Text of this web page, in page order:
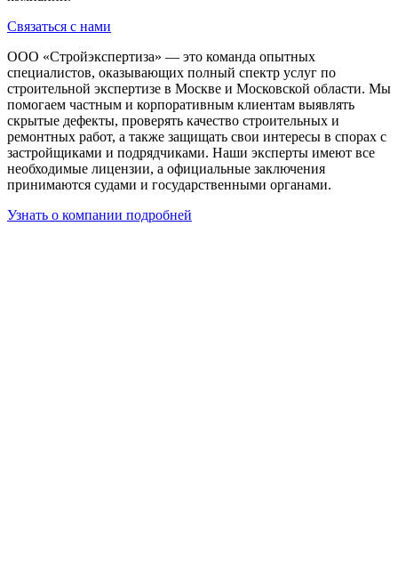
Связаться с нами
ООО «Стройэкспертиза» — это команда опытных
специалистов, оказывающих полный спектр услуг по
строительной экспертизе в Москве и Московской области. Мы
помогаем частным и корпоративным клиентам выявлять
скрытые дефекты, проверять качество строительных и
ремонтных работ, а также защищать свои интересы в спорах с
застройщиками и подрядчиками. Наши эксперты имеют все
необходимые лицензии, а официальные заключения
принимаются судами и государственными органами.
Узнать о компании подробней